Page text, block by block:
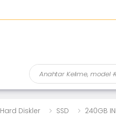
Ara
Hard Diskler SSD 240GB